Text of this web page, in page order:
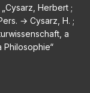
Herbert ;
→ Cysarz, H. ;
a
Philosophie“